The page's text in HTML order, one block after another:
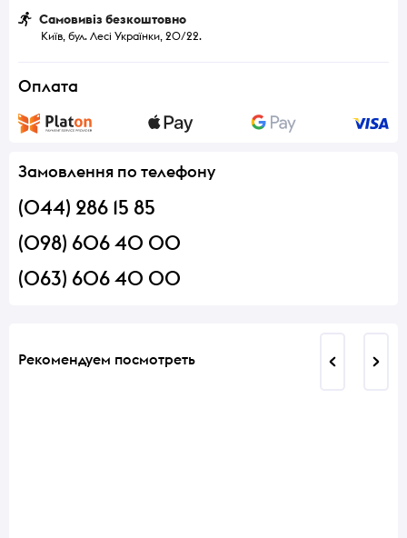
Самовивіз безкоштовно
Київ, бул. Лесі Українки, 20/22.
Оплата
Замовлення по телефону
(044) 286 15 85
(098) 606 40 00
(063) 606 40 00
Рекомендуем посмотреть